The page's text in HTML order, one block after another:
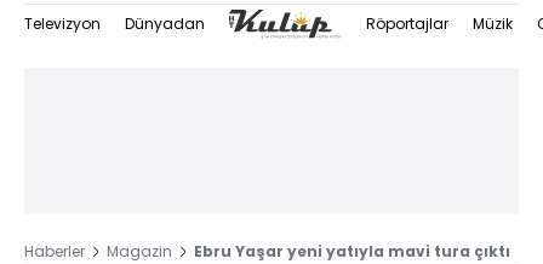
Televizyon Dünyadan Röportajlar Müzik
Haberler Magazin Ebru Yaşar yeni yatıyla mavi tura çıktı